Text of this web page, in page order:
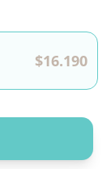
$16.190